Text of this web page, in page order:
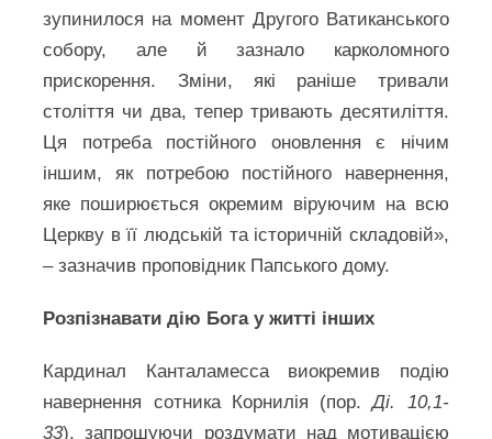
зупинилося на момент Другого Ватиканського
собору, але й зазнало карколомного
прискорення. Зміни, які раніше тривали
століття чи два, тепер тривають десятиліття.
Ця потреба постійного оновлення є нічим
іншим, як потребою постійного навернення,
яке поширюється окремим віруючим на всю
Церкву в її людській та історичній складовій»,
– зазначив проповідник Папського дому.
Розпізнавати дію Бога у житті інших
Кардинал Канталамесса виокремив подію
навернення сотника Корнилія (пор.Ді. 10,1-
33), запрошуючи роздумати над мотивацією